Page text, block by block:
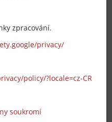
zpracování.
privacy/
policy/?locale=cz-CR
soukromí